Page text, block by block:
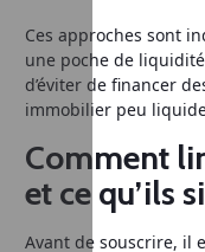
Ces approches sont
une poche de
d’éviter de financer
immobilier peu
Comment
et ce qu’ils
Avant de souscrire, il